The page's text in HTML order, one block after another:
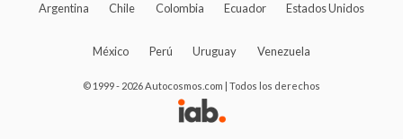
Argentina Chile Colombia Ecuador Estados Unidos
México Perú Uruguay Venezuela
© 1999 - 2026 Autocosmos.com | Todos los derechos